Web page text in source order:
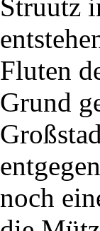
Struutz
Fluten
Grund
noch